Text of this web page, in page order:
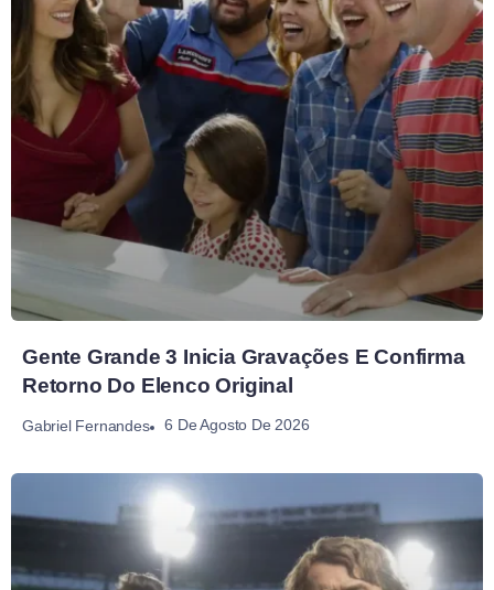
Gente Grande 3 Inicia Gravações E Confirma
Retorno Do Elenco Original
Gabriel Fernandes 6 De Agosto De 2026